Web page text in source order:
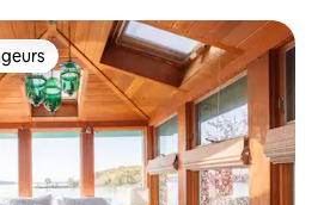
les plus appréciés